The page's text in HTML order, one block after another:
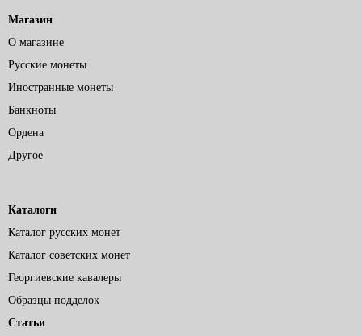
Магазин
О магазине
Русские монеты
Иностранные монеты
Банкноты
Ордена
Другое
Каталоги
Каталог русских монет
Каталог советских монет
Георгиевские кавалеры
Образцы подделок
Статьи